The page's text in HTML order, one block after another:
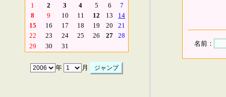
1
2 3 4 5 6
7
8
9 10 11 12 13
14
15
16 17 18 19 20
21
22
23 24 25 26 27
28
29
30 31
年 月
名前：